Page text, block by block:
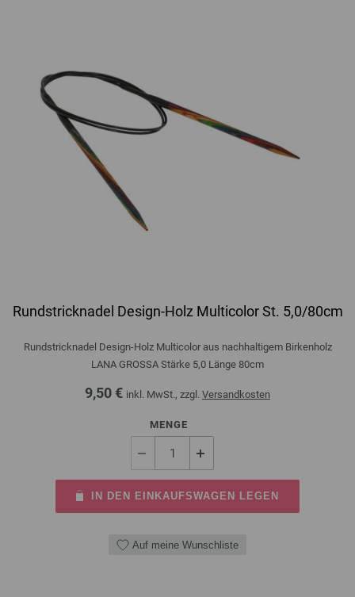
Rundstricknadel Design-Holz Multicolor St. 5,0/80cm
Rundstricknadel Design-Holz Multicolor aus nachhaltigem Birkenholz
LANA GROSSA Stärke 5,0 Länge 80cm
9,50 € inkl. MwSt., zzgl. Versandkosten
MENGE
IN DEN EINKAUFSWAGEN LEGEN
Auf meine Wunschliste